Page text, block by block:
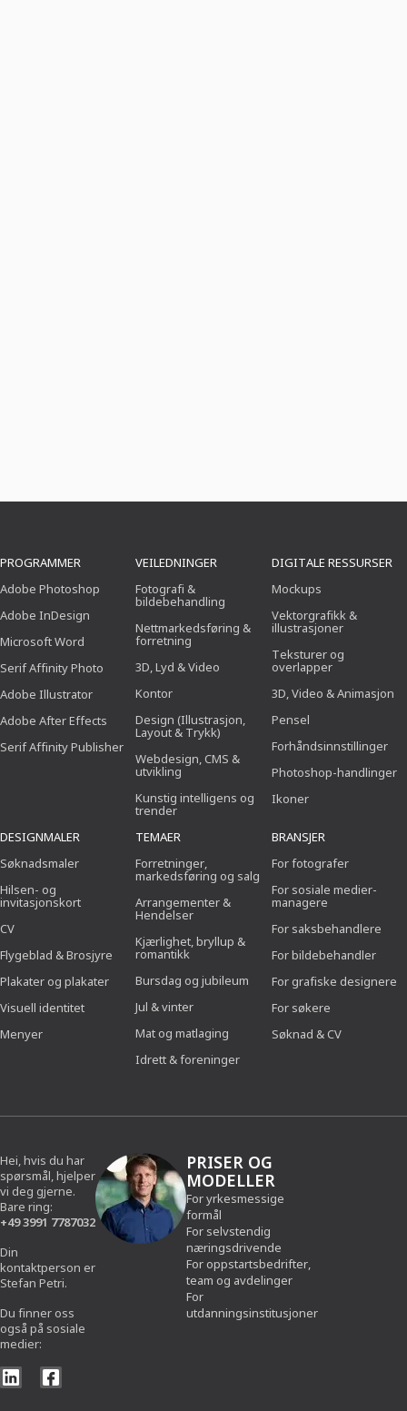
PROGRAMMER
Adobe Photoshop
Adobe InDesign
Microsoft Word
Serif Affinity Photo
Adobe Illustrator
Adobe After Effects
Serif Affinity Publisher
VEILEDNINGER
Fotografi &
bildebehandling
Nettmarkedsføring &
forretning
3D, Lyd & Video
Kontor
Design (Illustrasjon,
Layout & Trykk)
Webdesign, CMS &
utvikling
Kunstig intelligens og
trender
DIGITALE RESSURSER
Mockups
Vektorgrafikk &
illustrasjoner
Teksturer og
overlapper
3D, Video & Animasjon
Pensel
Forhåndsinnstillinger
Photoshop-handlinger
Ikoner
DESIGNMALER
Søknadsmaler
Hilsen- og
invitasjonskort
CV
Flygeblad & Brosjyre
Plakater og plakater
Visuell identitet
Menyer
TEMAER
Forretninger,
markedsføring og salg
Arrangementer &
Hendelser
Kjærlighet, bryllup &
romantikk
Bursdag og jubileum
Jul & vinter
Mat og matlaging
Idrett & foreninger
BRANSJER
For fotografer
For sosiale medier-
managere
For saksbehandlere
For bildebehandler
For grafiske designere
For søkere
Søknad & CV
Hei, hvis du har
spørsmål, hjelper
vi deg gjerne.
Bare ring:
+49 3991 7787032
Din
kontaktperson er
Stefan Petri.
Du finner oss
også på sosiale
medier:
PRISER OG
MODELLER
For yrkesmessige
formål
For selvstendig
næringsdrivende
For oppstartsbedrifter,
team og avdelinger
For
utdanningsinstitusjoner